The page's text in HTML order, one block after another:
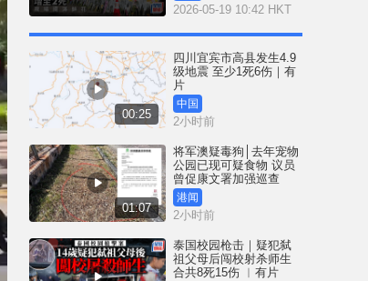
2026-05-19 10:42 HKT
00:25
四川宜宾市高县发生4.9
级地震 至少1死6伤｜有
片
中国
2小时前
01:07
将军澳疑毒狗│去年宠物
公园已现可疑食物 议员
曾促康文署加强巡查
港闻
2小时前
泰国校园枪击｜疑犯弑
祖父母后闯校射杀师生
合共8死15伤 ︱有片